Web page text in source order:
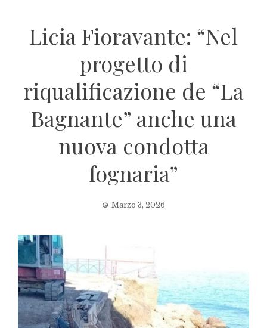
Licia Fioravante: “Nel
progetto di
riqualificazione de “La
Bagnante” anche una
nuova condotta
fognaria”
Marzo 3, 2026